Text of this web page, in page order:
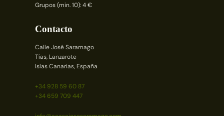
Grupos (min. 10): 4 €
Contacto
Calle José Saramago
Tías, Lanzarote
Islas Canarias, España
+34 928 59 60 87
+34 659 709 447